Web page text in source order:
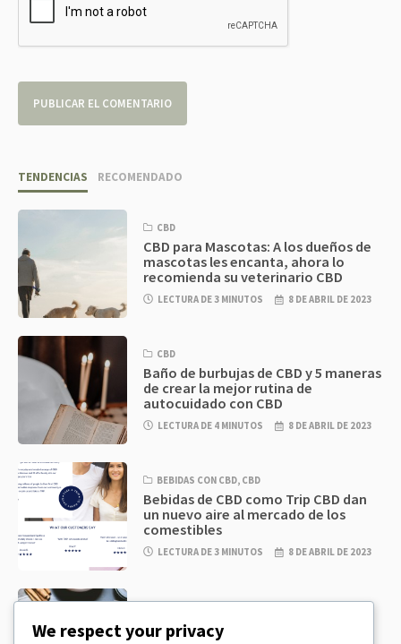
TENDENCIAS RECOMENDADO
CBD
CBD para Mascotas: A los dueños de
mascotas les encanta, ahora lo
recomienda su veterinario CBD
LECTURA DE 3 MINUTOS 8 DE ABRIL DE 2023
CBD
Baño de burbujas de CBD y 5 maneras
de crear la mejor rutina de
autocuidado con CBD
LECTURA DE 4 MINUTOS 8 DE ABRIL DE 2023
BEBIDAS CON CBD, CBD
Bebidas de CBD como Trip CBD dan
un nuevo aire al mercado de los
comestibles
LECTURA DE 3 MINUTOS 8 DE ABRIL DE 2023
CBD,CBD EDIBLES
Masa de galletas de CBD y
comestibles de CBD increíblemente
We respect your privacy